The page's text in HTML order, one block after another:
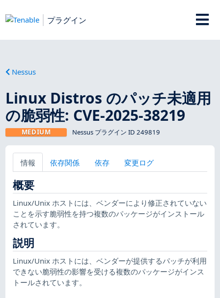
プラグイン
Nessus
Linux Distros のパッチ未適用
の脆弱性: CVE-2025-38219
MEDIUM Nessus プラグイン ID 249819
情報 依存関係 依存 変更ログ
概要
Linux/Unix ホストには、ベンダーにより修正されていない
ことを示す脆弱性を持つ複数のパッケージがインストール
されています。
説明
Linux/Unix ホストには、ベンダーが提供するパッチが利用
できない脆弱性の影響を受ける複数のパッケージがインス
トールされています。